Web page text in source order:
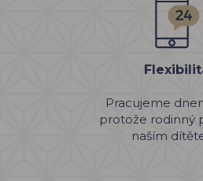
Pracujeme
protože rodinný
naším